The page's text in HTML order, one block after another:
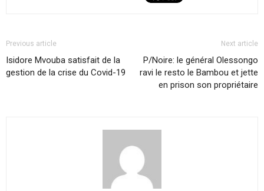
Previous article
Isidore Mvouba satisfait de la
gestion de la crise du Covid-19
Next article
P/Noire: le général Olessongo
ravi le resto le Bambou et jette
en prison son propriétaire